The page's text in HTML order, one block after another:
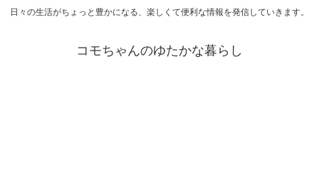
日々の生活がちょっと豊かになる、楽しくて便利な情報を発信していきます。
コモちゃんのゆたかな暮らし